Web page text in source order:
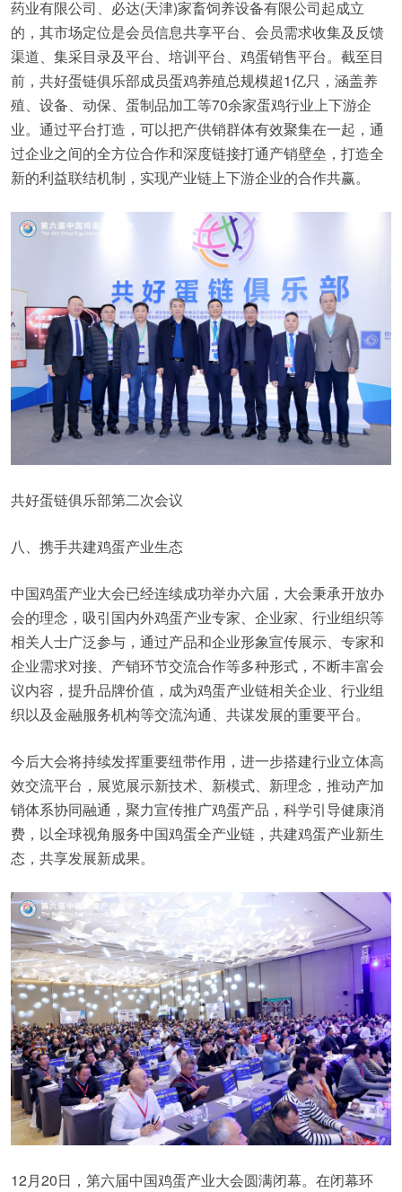
药业有限公司、必达(天津)家畜饲养设备有限公司起成立
的，其市场定位是会员信息共享平台、会员需求收集及反馈
渠道、集采目录及平台、培训平台、鸡蛋销售平台。截至目
前，共好蛋链俱乐部成员蛋鸡养殖总规模超1亿只，涵盖养
殖、设备、动保、蛋制品加工等70余家蛋鸡行业上下游企
业。通过平台打造，可以把产供销群体有效聚集在一起，通
过企业之间的全方位合作和深度链接打通产销壁垒，打造全
新的利益联结机制，实现产业链上下游企业的合作共赢。
共好蛋链俱乐部第二次会议
八、携手共建鸡蛋产业生态
中国鸡蛋产业大会已经连续成功举办六届，大会秉承开放办
会的理念，吸引国内外鸡蛋产业专家、企业家、行业组织等
相关人士广泛参与，通过产品和企业形象宣传展示、专家和
企业需求对接、产销环节交流合作等多种形式，不断丰富会
议内容，提升品牌价值，成为鸡蛋产业链相关企业、行业组
织以及金融服务机构等交流沟通、共谋发展的重要平台。
今后大会将持续发挥重要纽带作用，进一步搭建行业立体高
效交流平台，展览展示新技术、新模式、新理念，推动产加
销体系协同融通，聚力宣传推广鸡蛋产品，科学引导健康消
费，以全球视角服务中国鸡蛋全产业链，共建鸡蛋产业新生
态，共享发展新成果。
12月20日，第六届中国鸡蛋产业大会圆满闭幕。在闭幕环